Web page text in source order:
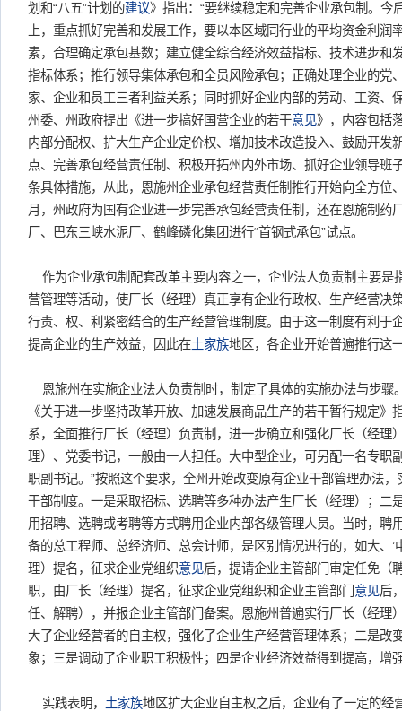
划和“八五”计划的建议》指出：“要继续稳定和完善企业承包制。今
上，重点抓好完善和发展工作，要以本区域同行业的平均资金利润
素，合理确定承包基数；建立健全综合经济效益指标、技术进步和
指标体系；推行领导集体承包和全员风险承包；正确处理企业的党
家、企业和员工三者利益关系；同时抓好企业内部的劳动、工资、
州委、州政府提出《进一步搞好国营企业的若干意见》，内容包括
内部分配权、扩大生产企业定价权、增加技术改造投入、鼓励开发
点、完善承包经营责任制、积极开拓州内外市场、抓好企业领导班
条具体措施，从此，恩施州企业承包经营责任制推行开始向全方位
月，州政府为国有企业进一步完善承包经营责任制，还在恩施制药
厂、巴东三峡水泥厂、鹤峰磷化集团进行“首钢式承包”试点。
作为企业承包制配套改革主要内容之一，企业法人负责制主要是
营管理等活动，使厂长（经理）真正享有企业行政权、生产经营决
行责、权、利紧密结合的生产经营管理制度。由于这一制度有利于
提高企业的生产效益，因此在土家族地区，各企业开始普遍推行这
恩施州在实施企业法人负责制时，制定了具体的实施办法与步骤
《关于进一步坚持改革开放、加速发展商品生产的若干暂行规定》
系，全面推行厂长（经理）负责制，进一步确立和强化厂长（经理
理）、党委书记，一般由一人担任。大中型企业，可另配一名专职
职副书记。”按照这个要求，全州开始改变原有企业干部管理办法
干部制度。一是采取招标、选聘等多种办法产生厂长（经理）；二
用招聘、选聘或考聘等方式聘用企业内部各级管理人员。当时，聘
备的总工程师、总经济师、总会计师，是区别情况进行的，如大、
理）提名，征求企业党组织意见后，提请企业主管部门审定任免（
职，由厂长（经理）提名，征求企业党组织和企业主管部门 意见后
任、解聘），并报企业主管部门备案。恩施州普遍实行厂长（经理
大了企业经营者的自主权，强化了企业生产经营管理体系；二是改
象；三是调动了企业职工积极性；四是企业经济效益得到提高，增
实践表明， 土家族地区扩大企业自主权之后，企业有了一定的经